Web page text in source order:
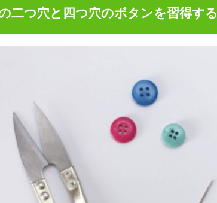
二つ穴と四つ穴のボタンを習得する